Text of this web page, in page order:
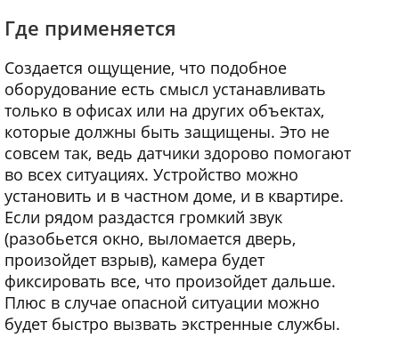
Где применяется
Создается ощущение, что подобное
оборудование есть смысл устанавливать
только в офисах или на других объектах,
которые должны быть защищены. Это не
совсем так, ведь датчики здорово помогают
во всех ситуациях. Устройство можно
установить и в частном доме, и в квартире.
Если рядом раздастся громкий звук
(разобьется окно, выломается дверь,
произойдет взрыв), камера будет
фиксировать все, что произойдет дальше.
Плюс в случае опасной ситуации можно
будет быстро вызвать экстренные службы.